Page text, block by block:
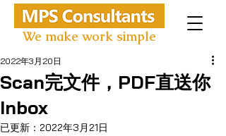
We make work simple
Scan完文件，PDF直送你
Inbox
2022年3月20日
已更新： 2022年3月21日